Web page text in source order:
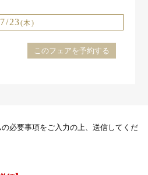
7/23(木)
このフェアを予約する